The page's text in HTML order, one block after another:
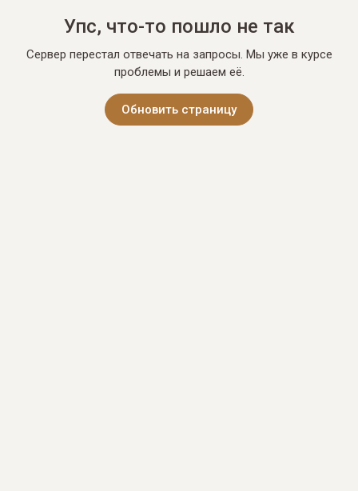
Упс, что-то пошло не так
Сервер перестал отвечать на запросы. Мы уже в курсе
проблемы и решаем её.
Обновить страницу